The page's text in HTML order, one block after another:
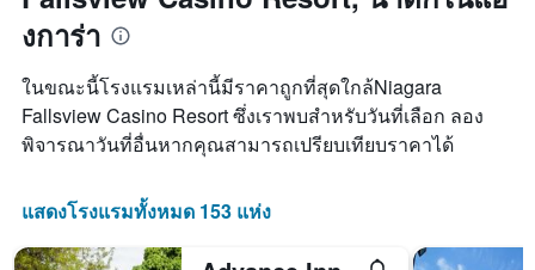
งการ่า
ในขณะนี้โรงแรมเหล่านี้มีราคาถูกที่สุดใกล้Niagara
Fallsview Casino Resort ซึ่งเราพบสำหรับวันที่เลือก ลอง
พิจารณาวันที่อื่นหากคุณสามารถเปรียบเทียบราคาได้
แสดงโรงแรมทั้งหมด 153 แห่ง